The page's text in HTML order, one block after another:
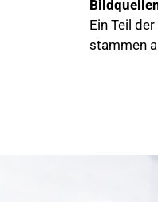
Ein Teil
stammen